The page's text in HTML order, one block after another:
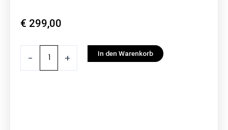
€ 299,00
- + In den Warenkorb